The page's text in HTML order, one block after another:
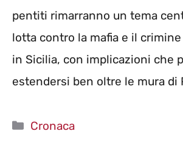
pentiti rimarranno un tema
lotta contro la mafia e il
in Sicilia, con implicazioni che
estendersi ben oltre le mura di
Categorie
Cronaca